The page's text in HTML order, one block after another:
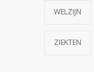
WELZIJN
ZIEKTEN